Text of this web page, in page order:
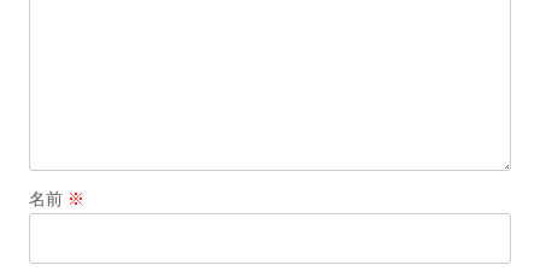
名前 ※